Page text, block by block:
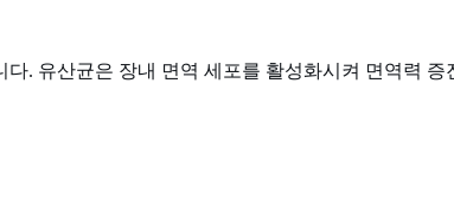
. 유산균은 장내 면역 세포를 활성화시켜 면역력